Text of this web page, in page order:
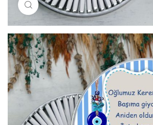
Resimi büyütmek için tıklayın